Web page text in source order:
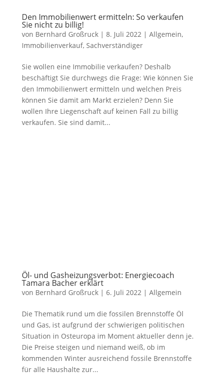
Den Immobilienwert ermitteln: So verkaufen
Sie nicht zu billig!
von Bernhard Großruck| 8. Juli 2022| Allgemein,
Immobilienverkauf, Sachverständiger
Sie wollen eine Immobilie verkaufen? Deshalb
beschäftigt Sie durchwegs die Frage: Wie können Sie
den Immobilienwert ermitteln und welchen Preis
können Sie damit am Markt erzielen? Denn Sie
wollen Ihre Liegenschaft auf keinen Fall zu billig
verkaufen. Sie sind damit...
Öl- und Gasheizungsverbot: Energiecoach
Tamara Bacher erklärt
von Bernhard Großruck| 6. Juli 2022| Allgemein
Die Thematik rund um die fossilen Brennstoffe Öl
und Gas, ist aufgrund der schwierigen politischen
Situation in Osteuropa im Moment aktueller denn je.
Die Preise steigen und niemand weiß, ob im
kommenden Winter ausreichend fossile Brennstoffe
für alle Haushalte zur...